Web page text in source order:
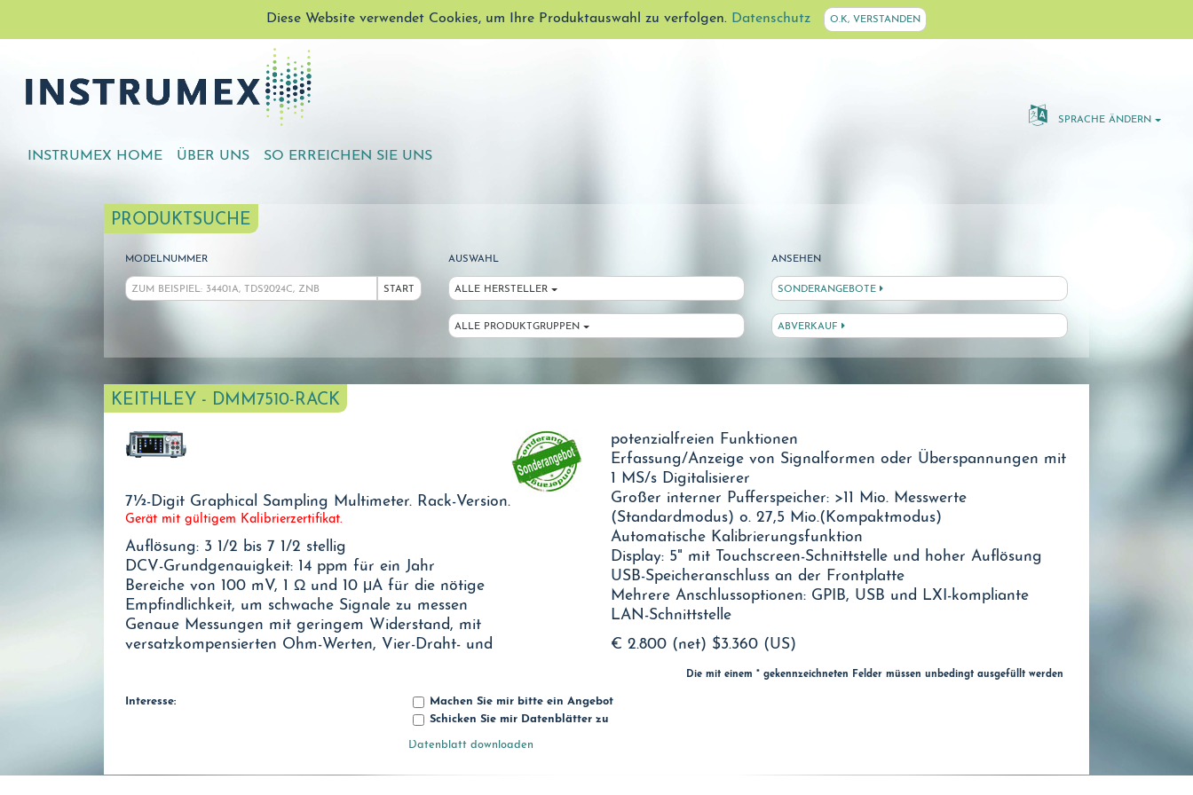
Diese Website verwendet Cookies, um Ihre Produktauswahl zu verfolgen. Datenschutz O.K, VERSTANDEN
SPRACHE ÄNDERN
INSTRUMEX HOME ÜBER UNS SO ERREICHEN SIE UNS
PRODUKTSUCHE
MODELNUMMER
START
AUSWAHL
ALLE HERSTELLER
ALLE PRODUKTGRUPPEN
ANSEHEN
SONDERANGEBOTE
ABVERKAUF
KEITHLEY - DMM7510-RACK
7½-Digit Graphical Sampling Multimeter. Rack-Version.
Gerät mit gültigem Kalibrierzertifikat.
Auflösung: 3 1/2 bis 7 1/2 stellig
DCV-Grundgenauigkeit: 14 ppm für ein Jahr
Bereiche von 100 mV, 1 Ω und 10 μA für die nötige
Empfindlichkeit, um schwache Signale zu messen
Genaue Messungen mit geringem Widerstand, mit
versatzkompensierten Ohm-Werten, Vier-Draht- und
potenzialfreien Funktionen
Erfassung/Anzeige von Signalformen oder Überspannungen mit
1 MS/s Digitalisierer
Großer interner Pufferspeicher: >11 Mio. Messwerte
(Standardmodus) o. 27,5 Mio.(Kompaktmodus)
Automatische Kalibrierungsfunktion
Display: 5" mit Touchscreen-Schnittstelle und hoher Auflösung
USB-Speicheranschluss an der Frontplatte
Mehrere Anschlussoptionen: GPIB, USB und LXI-kompliante
LAN-Schnittstelle
€ 2.800 (net) $3.360 (US)
Die mit einem * gekennzeichneten Felder müssen unbedingt ausgefüllt werden
Interesse:
Machen Sie mir bitte ein Angebot
Schicken Sie mir Datenblätter zu
Datenblatt downloaden